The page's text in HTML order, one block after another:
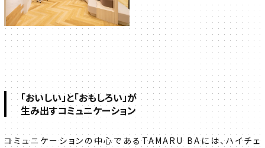
「おいしい」と「おもしろい」が
生み出すコミュニケーション
コミュニケーションの中心であるTAMARU BAには、ハイチェ